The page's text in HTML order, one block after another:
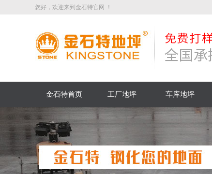
您好，欢迎来到金石特官网 ！
金石特首页 工厂地坪 车库地坪